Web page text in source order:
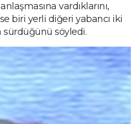
vardıklarını,
biri yerli diğeri yabancı iki
söyledi.